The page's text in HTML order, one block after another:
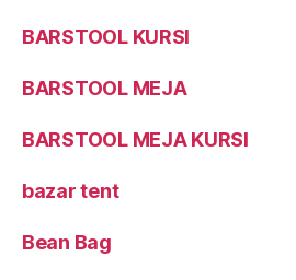
BARSTOOL KURSI
BARSTOOL MEJA
BARSTOOL MEJA KURSI
bazar tent
Bean Bag